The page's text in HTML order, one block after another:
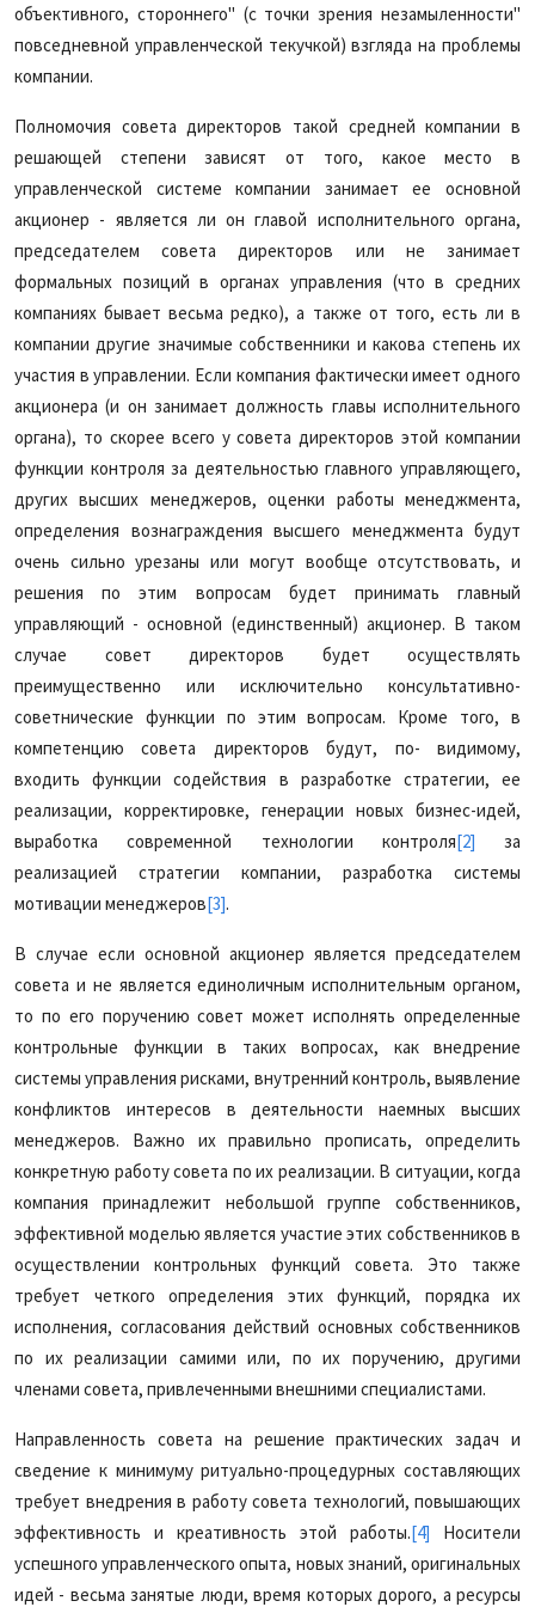
объективного, стороннего" (с точки зрения незамыленности"
повседневной управленческой текучкой) взгляда на проблемы
компании.
Полномочия совета директоров такой средней компании в
решающей степени зависят от того, какое место в
управленческой системе компании занимает ее основной
акционер - является ли он главой исполнительного органа,
председателем совета директоров или не занимает
формальных позиций в органах управления (что в средних
компаниях бывает весьма редко), а также от того, есть ли в
компании другие значимые собственники и какова степень их
участия в управлении. Если компания фактически имеет одного
акционера (и он занимает должность главы исполнительного
органа), то скорее всего у совета директоров этой компании
функции контроля за деятельностью главного управляющего,
других высших менеджеров, оценки работы менеджмента,
определения вознаграждения высшего менеджмента будут
очень сильно урезаны или могут вообще отсутствовать, и
решения по этим вопросам будет принимать главный
управляющий - основной (единственный) акционер. В таком
случае совет директоров будет осуществлять
преимущественно или исключительно консультативно-
советнические функции по этим вопросам. Кроме того, в
компетенцию совета директоров будут, по- видимому,
входить функции содействия в разработке стратегии, ее
реализации, корректировке, генерации новых бизнес-идей,
выработка современной технологии контроля[2] за
реализацией стратегии компании, разработка системы
мотивации менеджеров[3].
В случае если основной акционер является председателем
совета и не является единоличным исполнительным органом,
то по его поручению совет может исполнять определенные
контрольные функции в таких вопросах, как внедрение
системы управления рисками, внутренний контроль, выявление
конфликтов интересов в деятельности наемных высших
менеджеров. Важно их правильно прописать, определить
конкретную работу совета по их реализации. В ситуации, когда
компания принадлежит небольшой группе собственников,
эффективной моделью является участие этих собственников в
осуществлении контрольных функций совета. Это также
требует четкого определения этих функций, порядка их
исполнения, согласования действий основных собственников
по их реализации самими или, по их поручению, другими
членами совета, привлеченными внешними специалистами.
Направленность совета на решение практических задач и
сведение к минимуму ритуально-процедурных составляющих
требует внедрения в работу совета технологий, повышающих
эффективность и креативность этой работы.[4] Носители
успешного управленческого опыта, новых знаний, оригинальных
идей - весьма занятые люди, время которых дорого, а ресурсы